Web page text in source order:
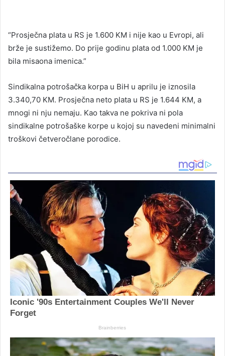
“Prosječna plata u RS je 1.600 KM i nije kao u Evropi, ali
brže je sustižemo. Do prije godinu plata od 1.000 KM je
bila misaona imenica.”
Sindikalna potrošačka korpa u BiH u aprilu je iznosila
3.340,70 KM. Prosječna neto plata u RS je 1.644 KM, a
mnogi ni nju nemaju. Kao takva ne pokriva ni pola
sindikalne potrošaške korpe u kojoj su navedeni minimalni
troškovi četveročlane porodice.